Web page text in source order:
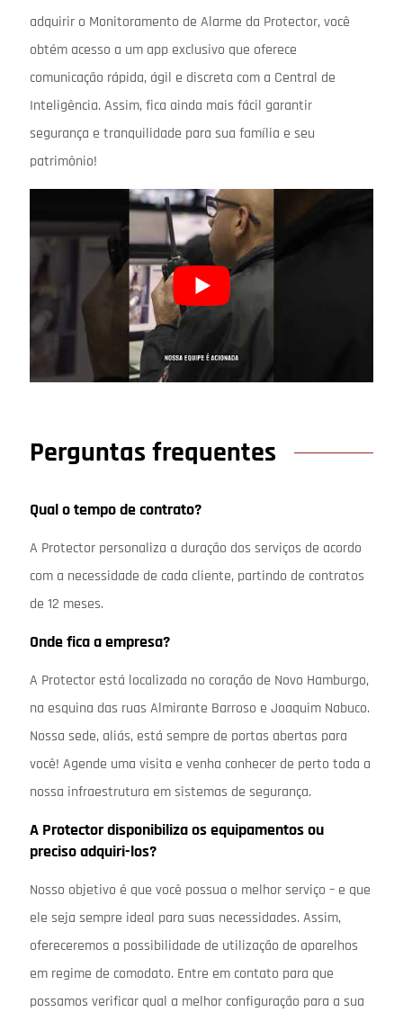
adquirir o Monitoramento de Alarme da Protector, você
obtém acesso a um app exclusivo que oferece
comunicação rápida, ágil e discreta com a Central de
Inteligência. Assim, fica ainda mais fácil garantir
segurança e tranquilidade para sua família e seu
patrimônio!
Perguntas frequentes
Qual o tempo de contrato?
A Protector personaliza a duração dos serviços de acordo
com a necessidade de cada cliente, partindo de contratos
de 12 meses.
Onde fica a empresa?
A Protector está localizada no coração de Novo Hamburgo,
na esquina das ruas Almirante Barroso e Joaquim Nabuco.
Nossa sede, aliás, está sempre de portas abertas para
você! Agende uma visita e venha conhecer de perto toda a
nossa infraestrutura em sistemas de segurança.
A Protector disponibiliza os equipamentos ou
preciso adquiri-los?
Nosso objetivo é que você possua o melhor serviço – e que
ele seja sempre ideal para suas necessidades. Assim,
ofereceremos a possibilidade de utilização de aparelhos
em regime de comodato. Entre em contato para que
possamos verificar qual a melhor configuração para a sua